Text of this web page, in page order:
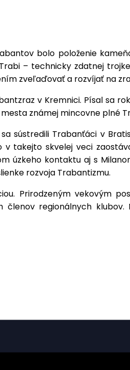
bolo položenie
– technicky zdatnej
a rozvíjať na
v Kremnici. Písal sa
známej mincovne plné
sústredili Trabanťáci v
takejto skvelej veci
úzkeho kontaktu aj s
rozvoja Trabantizmu.
Prirodzeným vekovým
regionálnych